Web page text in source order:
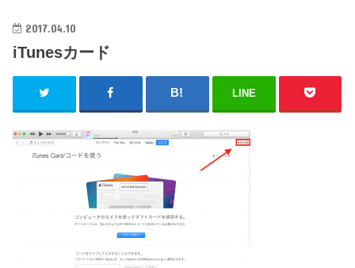
2017.04.10
iTunesカード
LINE